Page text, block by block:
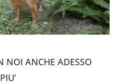
NOI ANCHE ADESSO